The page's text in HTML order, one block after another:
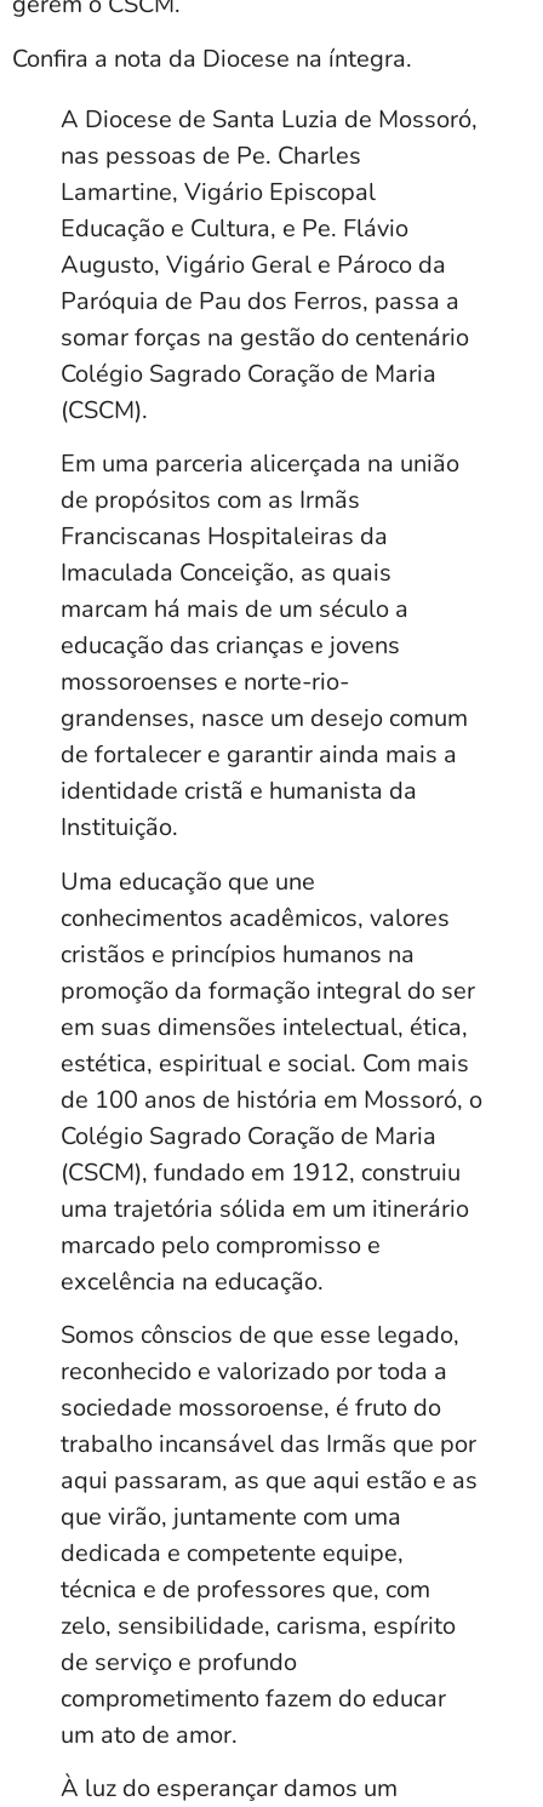
Confira a nota da Diocese na íntegra.
A Diocese de Santa Luzia de Mossoró,
nas pessoas de Pe. Charles
Lamartine, Vigário Episcopal
Educação e Cultura, e Pe. Flávio
Augusto, Vigário Geral e Pároco da
Paróquia de Pau dos Ferros, passa a
somar forças na gestão do centenário
Colégio Sagrado Coração de Maria
(CSCM).
Em uma parceria alicerçada na união
de propósitos com as Irmãs
Franciscanas Hospitaleiras da
Imaculada Conceição, as quais
marcam há mais de um século a
educação das crianças e jovens
mossoroenses e norte-rio-
grandenses, nasce um desejo comum
de fortalecer e garantir ainda mais a
identidade cristã e humanista da
Instituição.
Uma educação que une
conhecimentos acadêmicos, valores
cristãos e princípios humanos na
promoção da formação integral do ser
em suas dimensões intelectual, ética,
estética, espiritual e social. Com mais
de 100 anos de história em Mossoró, o
Colégio Sagrado Coração de Maria
(CSCM), fundado em 1912, construiu
uma trajetória sólida em um itinerário
marcado pelo compromisso e
excelência na educação.
Somos cônscios de que esse legado,
reconhecido e valorizado por toda a
sociedade mossoroense, é fruto do
trabalho incansável das Irmãs que por
aqui passaram, as que aqui estão e as
que virão, juntamente com uma
dedicada e competente equipe,
técnica e de professores que, com
zelo, sensibilidade, carisma, espírito
de serviço e profundo
comprometimento fazem do educar
um ato de amor.
À luz do esperançar damos um